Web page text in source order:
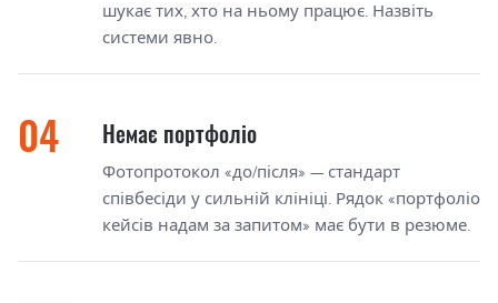
шукає тих, хто на ньому працює. Назвіть
системи явно.
Немає портфоліо
Фотопротокол «до/після» — стандарт
співбесіди у сильній клініці. Рядок «портфоліо
кейсів надам за запитом» має бути в резюме.